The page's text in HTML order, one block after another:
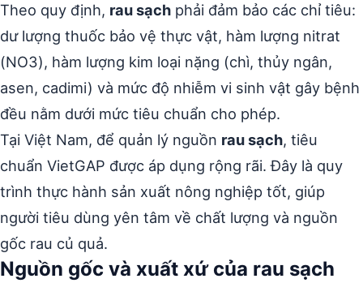
Theo quy định, rau sạch phải đảm bảo các chỉ tiêu:
dư lượng thuốc bảo vệ thực vật, hàm lượng nitrat
(NO3), hàm lượng kim loại nặng (chì, thủy ngân,
asen, cadimi) và mức độ nhiễm vi sinh vật gây bệnh
đều nằm dưới mức tiêu chuẩn cho phép.
Tại Việt Nam, để quản lý nguồn rau sạch, tiêu
chuẩn VietGAP được áp dụng rộng rãi. Đây là quy
trình thực hành sản xuất nông nghiệp tốt, giúp
người tiêu dùng yên tâm về chất lượng và nguồn
gốc rau củ quả.
Nguồn gốc và xuất xứ của rau sạch